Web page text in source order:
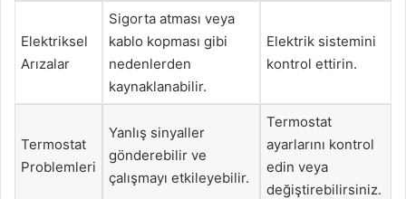
Elektriksel
Arızalar
Sigorta atması veya
kablo kopması gibi
nedenlerden
kaynaklanabilir.
Elektrik sistemini
kontrol ettirin.
Termostat
Problemleri
Yanlış sinyaller
gönderebilir ve
çalışmayı etkileyebilir.
Termostat
ayarlarını kontrol
edin veya
değiştirebilirsiniz.